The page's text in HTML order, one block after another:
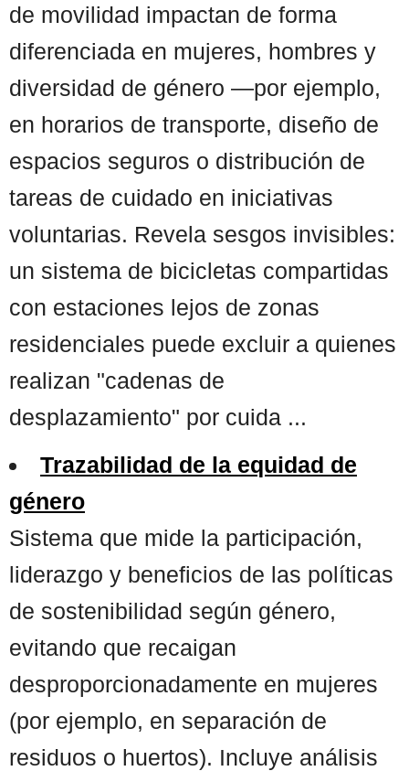
de movilidad impactan de forma
diferenciada en mujeres, hombres y
diversidad de género —por ejemplo,
en horarios de transporte, diseño de
espacios seguros o distribución de
tareas de cuidado en iniciativas
voluntarias. Revela sesgos invisibles:
un sistema de bicicletas compartidas
con estaciones lejos de zonas
residenciales puede excluir a quienes
realizan "cadenas de
desplazamiento" por cuida ...
Trazabilidad de la equidad de
género
Sistema que mide la participación,
liderazgo y beneficios de las políticas
de sostenibilidad según género,
evitando que recaigan
desproporcionadamente en mujeres
(por ejemplo, en separación de
residuos o huertos). Incluye análisis